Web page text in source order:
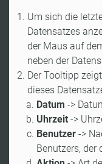
Um sich die
Datensatzes
der Maus auf
neben der
Der Tooltipp
dieses
Datum ->
Uhrzeit ->
Benutzer ->
Benutzers, der